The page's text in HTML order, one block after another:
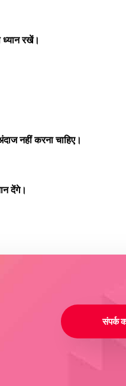
ध्यान रखें।
नहीं करना चाहिए।
देंगे।
संपर्क